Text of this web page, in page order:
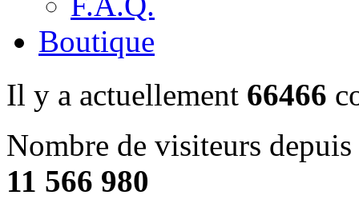
Boutique
Il y a actuellement 66466
Nombre de visiteurs
11 566 980